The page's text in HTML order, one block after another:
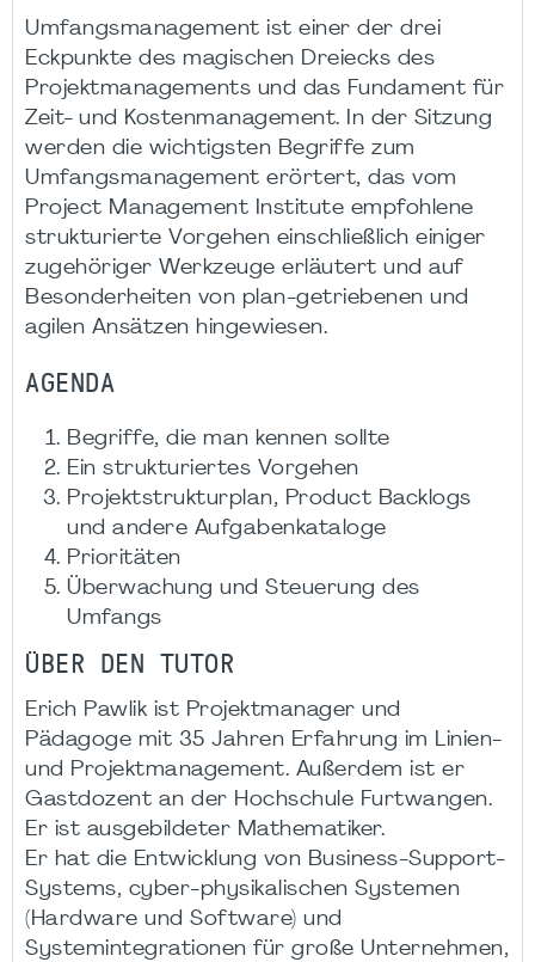
Umfangsmanagement ist einer der drei
Eckpunkte des magischen Dreiecks des
Projektmanagements und das Fundament für
Zeit- und Kostenmanagement. In der Sitzung
werden die wichtigsten Begriffe zum
Umfangsmanagement erörtert, das vom
Project Management Institute empfohlene
strukturierte Vorgehen einschließlich einiger
zugehöriger Werkzeuge erläutert und auf
Besonderheiten von plan-getriebenen und
agilen Ansätzen hingewiesen.
AGENDA
Begriffe, die man kennen sollte
Ein strukturiertes Vorgehen
Projektstrukturplan, Product Backlogs
und andere Aufgabenkataloge
Prioritäten
Überwachung und Steuerung des
Umfangs
ÜBER DEN TUTOR
Erich Pawlik ist Projektmanager und
Pädagoge mit 35 Jahren Erfahrung im Linien-
und Projektmanagement. Außerdem ist er
Gastdozent an der Hochschule Furtwangen.
Er ist ausgebildeter Mathematiker.
Er hat die Entwicklung von Business-Support-
Systems, cyber-physikalischen Systemen
(Hardware und Software) und
Systemintegrationen für große Unternehmen,